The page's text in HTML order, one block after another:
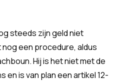
steeds zijn geld niet
een procedure, aldus
Hij is het niet met de
en is van plan een artikel 12-